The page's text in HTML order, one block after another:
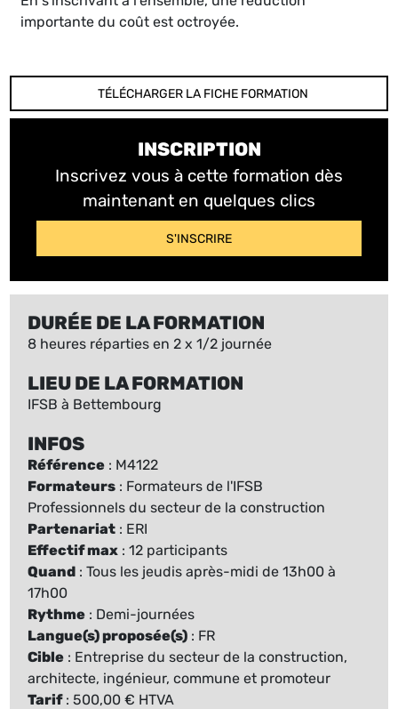
importante du coût est octroyée.
TÉLÉCHARGER LA FICHE FORMATION
INSCRIPTION
Inscrivez vous à cette formation dès
maintenant en quelques clics
S'INSCRIRE
DURÉE DE LA FORMATION
8 heures réparties en 2 x 1/2 journée
LIEU DE LA FORMATION
IFSB à Bettembourg
INFOS
Référence : M4122
Formateurs : Formateurs de l'IFSB
Professionnels du secteur de la construction
Partenariat : ERI
Effectif max : 12 participants
Quand : Tous les jeudis après-midi de 13h00 à
17h00
Rythme : Demi-journées
Langue(s) proposée(s) : FR
Cible : Entreprise du secteur de la construction,
architecte, ingénieur, commune et promoteur
Tarif: 500,00 € HTVA